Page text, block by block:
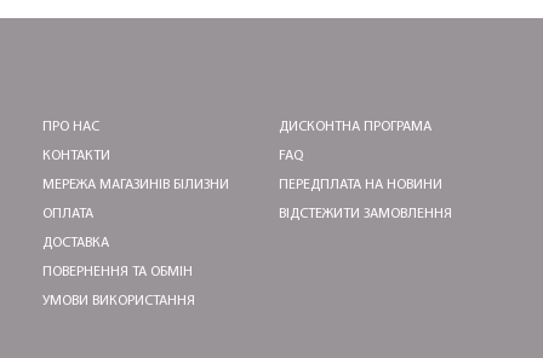
ПРО НАС
КОНТАКТИ
МЕРЕЖА МАГАЗИНІВ БІЛИЗНИ
ОПЛАТА
ДОСТАВКА
ПОВЕРНЕННЯ ТА ОБМІН
УМОВИ ВИКОРИСТАННЯ
ДИСКОНТНА ПРОГРАМА
FAQ
ПЕРЕДПЛАТА НА НОВИНИ
ВІДСТЕЖИТИ ЗАМОВЛЕННЯ